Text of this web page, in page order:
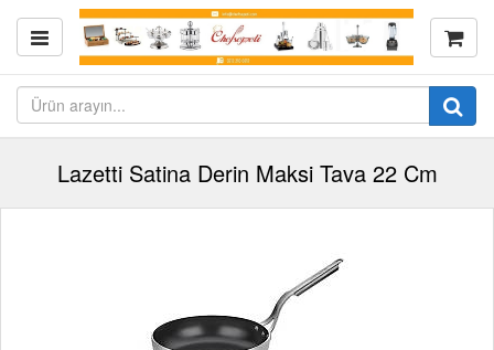
Lazetti Satina Derin Maksi Tava 22 Cm